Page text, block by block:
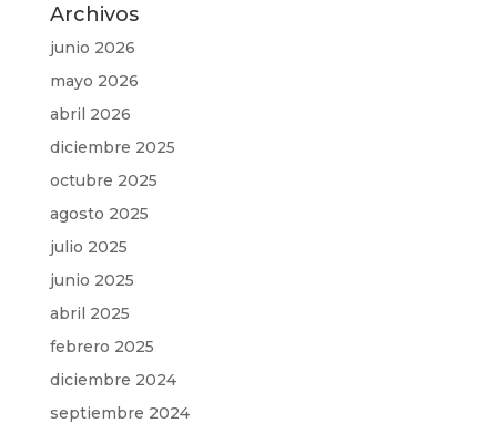
Archivos
junio 2026
mayo 2026
abril 2026
diciembre 2025
octubre 2025
agosto 2025
julio 2025
junio 2025
abril 2025
febrero 2025
diciembre 2024
septiembre 2024